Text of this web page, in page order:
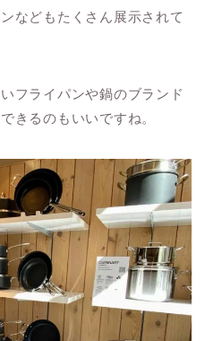
などもたくさん展示されて
フライパンや鍋のブランド
きるのもいいですね。